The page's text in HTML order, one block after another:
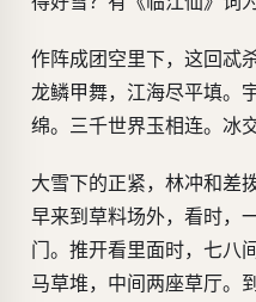
作阵成团空里下，这回忒
龙鳞甲舞，江海尽平填。
绵。三千世界玉相连。冰
大雪下的正紧，林冲和差
早来到草料场外，看时，
门。推开看里面时，七八
马草堆，中间两座草厅。